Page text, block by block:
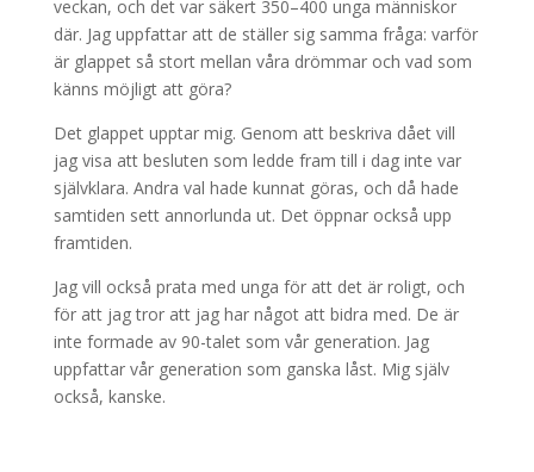
veckan, och det var säkert 350–400 unga människor
där. Jag uppfattar att de ställer sig samma fråga: varför
är glappet så stort mellan våra drömmar och vad som
känns möjligt att göra?
Det glappet upptar mig. Genom att beskriva dået vill
jag visa att besluten som ledde fram till i dag inte var
självklara. Andra val hade kunnat göras, och då hade
samtiden sett annorlunda ut. Det öppnar också upp
framtiden.
Jag vill också prata med unga för att det är roligt, och
för att jag tror att jag har något att bidra med. De är
inte formade av 90-talet som vår generation. Jag
uppfattar vår generation som ganska låst. Mig själv
också, kanske.